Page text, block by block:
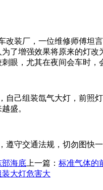
改装厂，一位维修师傅坦
了增强效果将原来的灯
眼，尤其在夜间会车时
自己组装氙气大灯，前照
盛。
遵守交通法规，切勿图快
部海底 上一篇： 标准气体的
大灯危害大